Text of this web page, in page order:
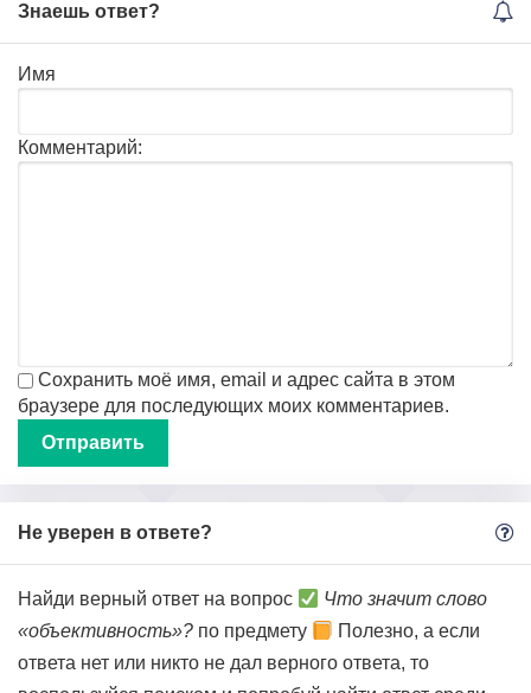
Знаешь ответ?
Имя
Комментарий:
Сохранить моё имя, email и адрес сайта в этом
браузере для последующих моих комментариев.
Не уверен в ответе?
Найди верный ответ на вопрос
Что значит слово
«объективность»? по предмету
Полезно, а если
ответа нет или никто не дал верного ответа, то